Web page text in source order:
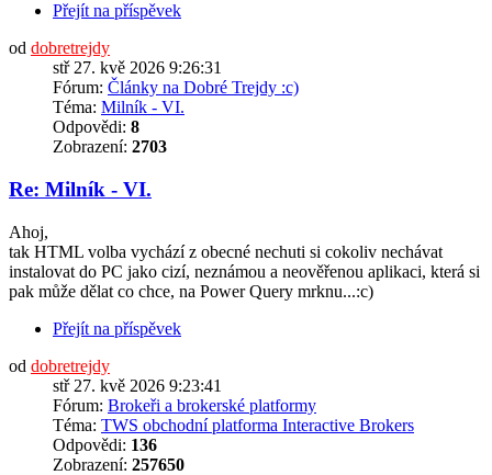
Přejít na příspěvek
od dobretrejdy
stř 27. kvě 2026 9:26:31
Fórum: Články na Dobré Trejdy :c)
Téma: Milník - VI.
Odpovědi: 8
Zobrazení: 2703
Re: Milník - VI.
Ahoj,
tak HTML volba vychází z obecné nechuti si cokoliv nechávat
instalovat do PC jako cizí, neznámou a neověřenou aplikaci, která si
pak může dělat co chce, na Power Query mrknu...:c)
Přejít na příspěvek
od dobretrejdy
stř 27. kvě 2026 9:23:41
Fórum: Brokeři a brokerské platformy
Téma: TWS obchodní platforma Interactive Brokers
Odpovědi: 136
Zobrazení: 257650